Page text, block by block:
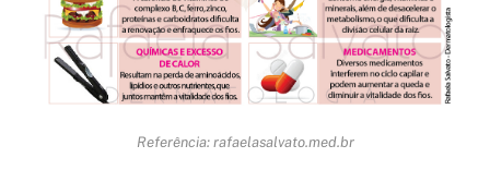
Referência: rafaelasalvato.med.br